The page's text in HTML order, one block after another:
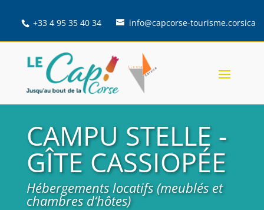
+33 4 95 35 40 34 info@capcorse-tourisme.corsica
CAMPU STELLE -
GÎTE CASSIOPÉE
Hébergements locatifs (meublés et
chambres d‘hôtes)